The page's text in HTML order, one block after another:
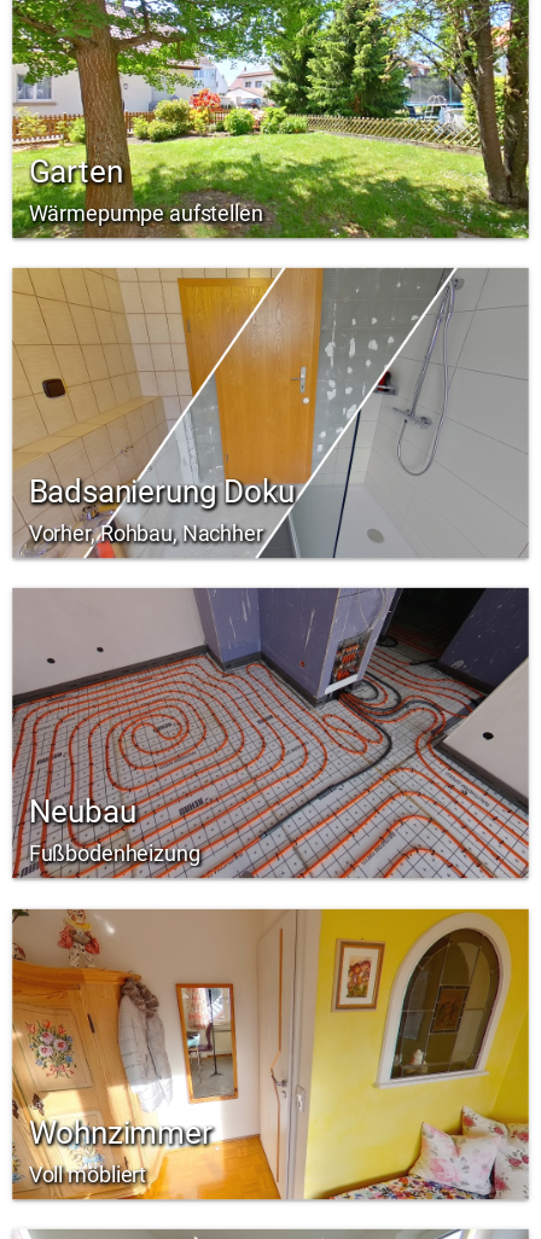
Garten
Wärmepumpe aufstellen
Badsanierung Doku
Vorher, Rohbau, Nachher
Neubau
Fußbodenheizung
Wohnzimmer
Voll möbliert